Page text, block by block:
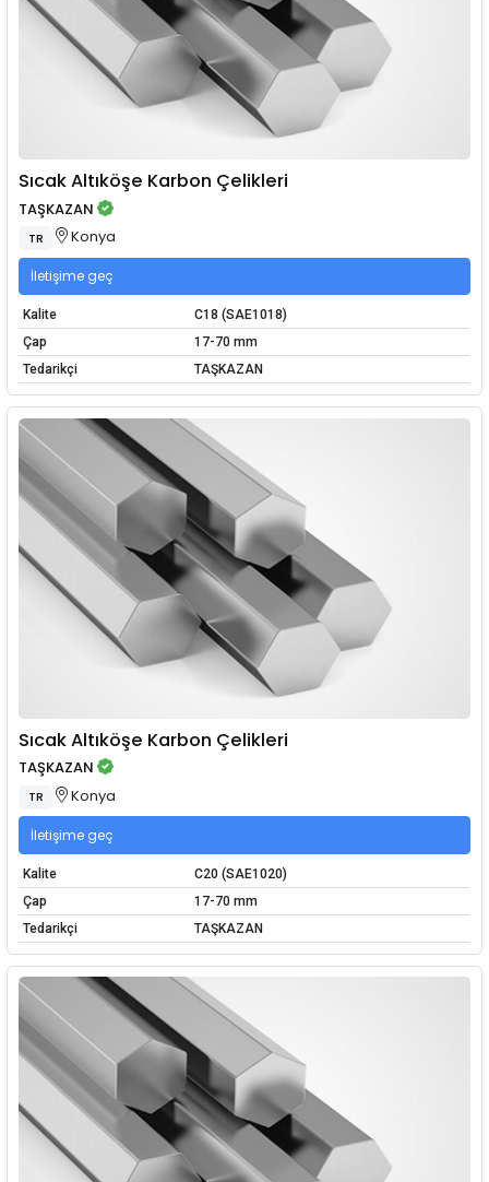
Sıcak Altıköşe Karbon Çelikleri
TAŞKAZAN
TR Konya
İletişime geç
Kalite
C18 (SAE1018)
Çap
17-70 mm
Tedarikçi
TAŞKAZAN
Sıcak Altıköşe Karbon Çelikleri
TAŞKAZAN
TR Konya
İletişime geç
Kalite
C20 (SAE1020)
Çap
17-70 mm
Tedarikçi
TAŞKAZAN